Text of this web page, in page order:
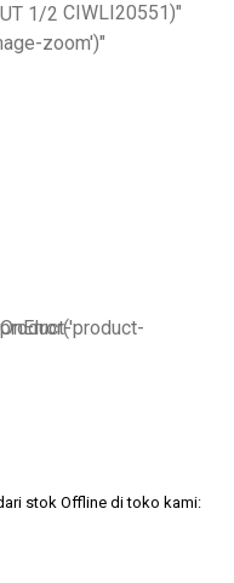
CIWLI20551)"
zoom')"
stok Offline di toko kami: